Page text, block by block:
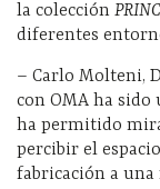
la colección
diferentes
– Carlo Molteni,
con OMA ha
ha permitido
percibir el
fabricación a una